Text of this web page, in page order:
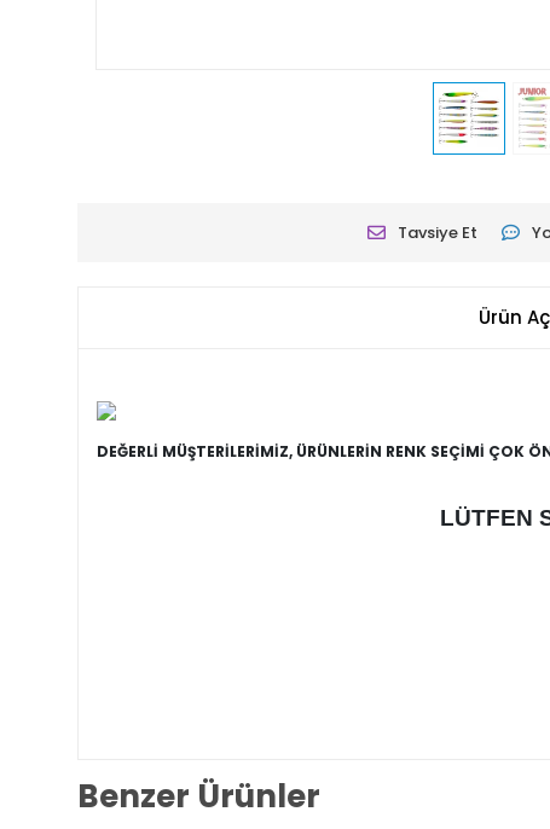
Tavsiye Et
Ürün
DEĞERLİ MÜŞTERİLERİMİZ, ÜRÜNLERİN RENK SEÇİMİ ÇOK
LÜTFEN
Benzer Ürünler